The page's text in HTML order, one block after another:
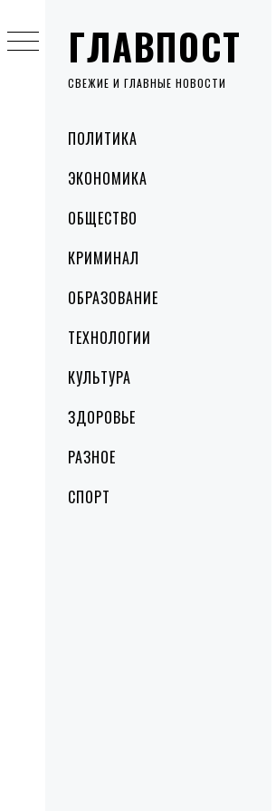
ГЛАВПОСТ
СВЕЖИЕ И ГЛАВНЫЕ НОВОСТИ
MenuПОЛИТИКА
ЭКОНОМИКА
ОБЩЕСТВО
КРИМИНАЛ
ОБРАЗОВАНИЕ
ТЕХНОЛОГИИ
КУЛЬТУРА
ЗДОРОВЬЕ
РАЗНОЕ
СПОРТ
to
content